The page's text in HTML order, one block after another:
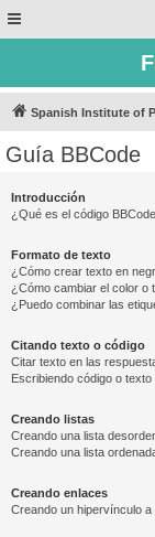
Spanish Institute of
Guía BBCode
Introducción
¿Qué es el código
Formato de texto
¿Cómo crear texto en
¿Cómo cambiar el color o
¿Puedo combinar las
Citando texto o código
Citar texto en las
Escribiendo código o
Creando listas
Creando una lista
Creando una lista
Creando enlaces
Creando un hipervínculo a